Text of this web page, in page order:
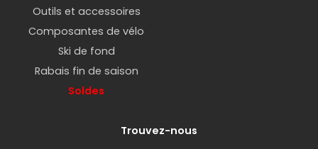
Outils et accessoires
Composantes de vélo
Ski de fond
Rabais fin de saison
Soldes
Trouvez-nous